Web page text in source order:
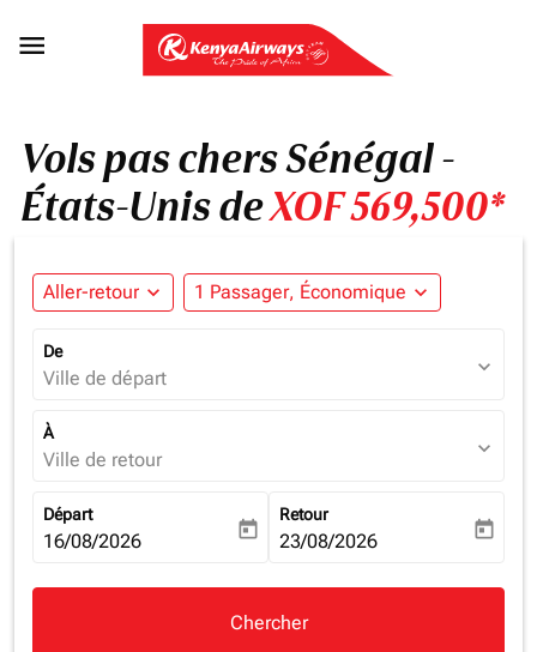

Vols pas chers Sénégal -
États-Unis deXOF 569,500*
Aller-retour expand_more 1 Passager, Économique expand_more
De
Ville de départ expand_more
À
Ville de retour expand_more
Départ
fc-booking-departure-date-aria-label
16/08/2026 today
Retour
fc-booking-return-date-aria-
23/08/2026 today
Chercher